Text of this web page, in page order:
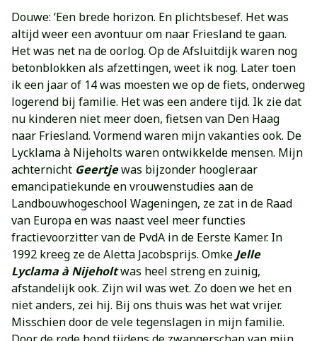
Douwe: ‘Een brede horizon. En plichtsbesef. Het was
altijd weer een avontuur om naar Friesland te gaan.
Het was net na de oorlog. Op de Afsluitdijk waren nog
betonblokken als afzettingen, weet ik nog. Later toen
ik een jaar of 14 was moesten we op de fiets, onderweg
logerend bij familie. Het was een andere tijd. Ik zie dat
nu kinderen niet meer doen, fietsen van Den Haag
naar Friesland. Vormend waren mijn vakanties ook. De
Lycklama à Nijeholts waren ontwikkelde mensen. Mijn
achternicht Geertjewas bijzonder hoogleraar
emancipatiekunde en vrouwenstudies aan de
Landbouwhogeschool Wageningen, ze zat in de Raad
van Europa en was naast veel meer functies
fractievoorzitter van de PvdA in de Eerste Kamer. In
1992 kreeg ze de Aletta Jacobsprijs. Omke Jelle
Lyclama à Nijeholtwas heel streng en zuinig,
afstandelijk ook. Zijn wil was wet. Zo doen we het en
niet anders, zei hij. Bij ons thuis was het wat vrijer.
Misschien door de vele tegenslagen in mijn familie.